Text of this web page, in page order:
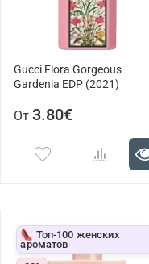
Gucci Flora Gorgeous
Gardenia EDP (2021)
От 3.80€
👠 Топ-100 женских
ароматов